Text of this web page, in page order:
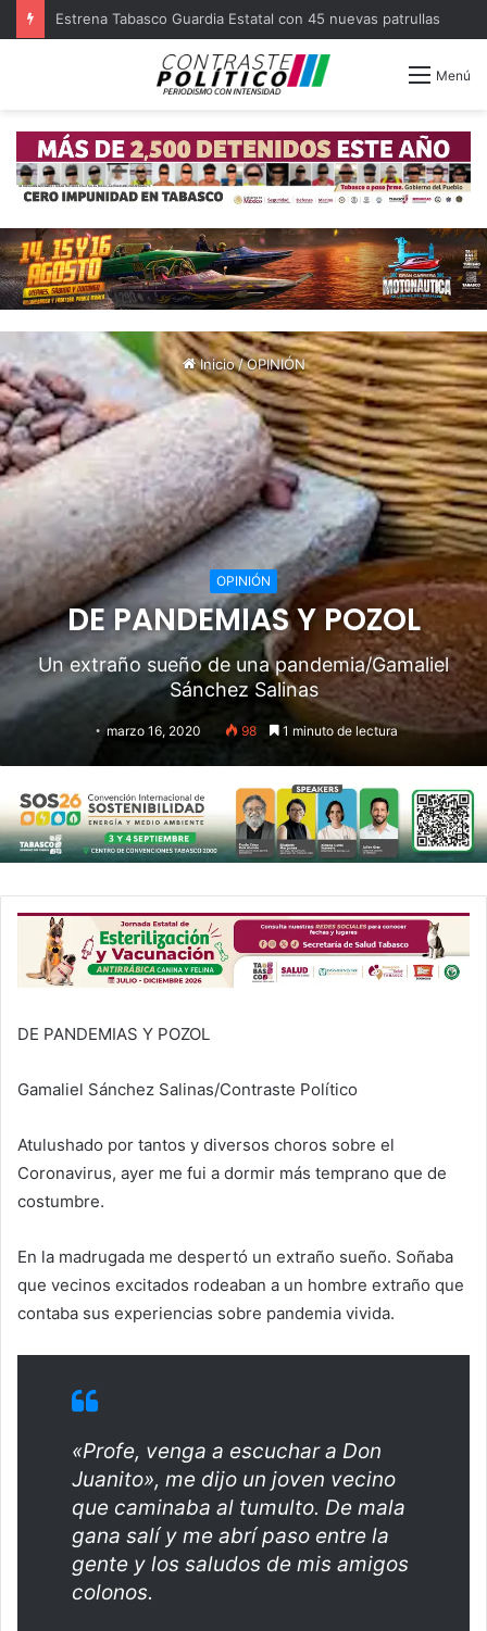
Estrena Tabasco Guardia Estatal con 45 nuevas patrullas
Menú
Inicio/OPINIÓN
OPINIÓN
DE PANDEMIAS Y POZOL
Un extraño sueño de una pandemia/Gamaliel
Sánchez Salinas
marzo 16, 2020 98 1 minuto de lectura
DE PANDEMIAS Y POZOL
Gamaliel Sánchez Salinas/Contraste Político
Atulushado por tantos y diversos choros sobre el
Coronavirus, ayer me fui a dormir más temprano que de
costumbre.
En la madrugada me despertó un extraño sueño. Soñaba
que vecinos excitados rodeaban a un hombre extraño que
contaba sus experiencias sobre pandemia vivida.
«Profe, venga a escuchar a Don
Juanito», me dijo un joven vecino
que caminaba al tumulto. De mala
gana salí y me abrí paso entre la
gente y los saludos de mis amigos
colonos.